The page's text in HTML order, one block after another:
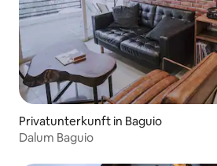
Privatunterkunft in Baguio
Dalum Baguio